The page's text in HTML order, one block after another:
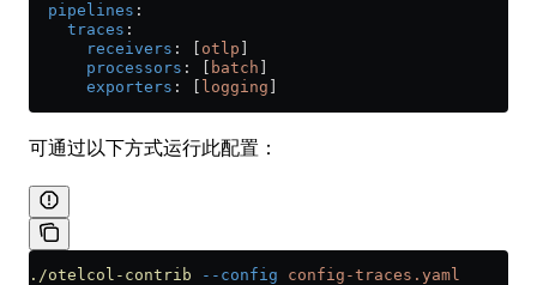
  pipelines
:
    traces
:
      receivers
: [ otlp ]
      processors
: [ batch ]
      exporters
: [ logging ]
可通过以下方式运行此配置：
./otelcol-contrib --config config-traces.yaml